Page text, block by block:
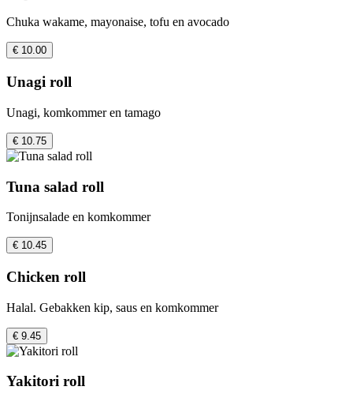
Chuka wakame, mayonaise, tofu en avocado
€ 10.00
Unagi roll
Unagi, komkommer en tamago
€ 10.75
Tuna salad roll
Tonijnsalade en komkommer
€ 10.45
Chicken roll
Halal. Gebakken kip, saus en komkommer
€ 9.45
Yakitori roll